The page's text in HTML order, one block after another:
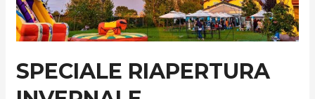
SPECIALE RIAPERTURA